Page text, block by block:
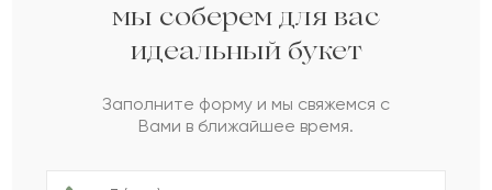
2022-06-26
Гульсара
Жирен
мы соберем для вас
идеальный букет
Заполните форму и мы свяжемся с
Вами в ближайшее время.